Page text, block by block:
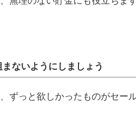
ないようにしましょう
ずっと欲しかったものがセー